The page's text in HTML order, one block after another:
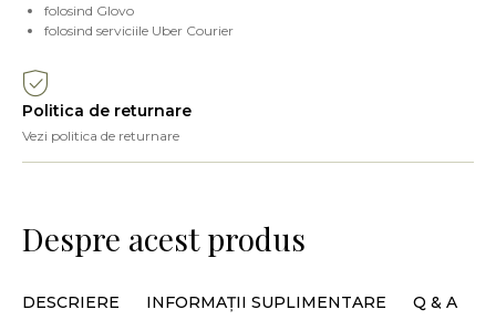
folosind Glovo
folosind serviciile Uber Courier
Politica de returnare
Vezi politica de returnare
Despre acest produs
DESCRIERE INFORMAȚII SUPLIMENTARE Q & A